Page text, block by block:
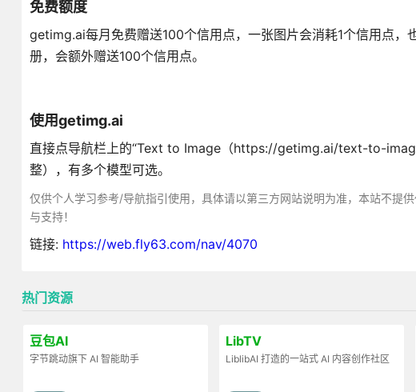
免费额度
getimg.ai每月免费赠送100个信用点，一张图片会消耗1个信用点
册，会额外赠送100个信用点。
使用getimg.ai
直接点导航栏上的“Text to Image（https://getimg.ai/text-to-
整），有多个模型可选。
仅供个人学习参考/导航指引使用，具体请以第三方网站说明为准，本站不提
与支持！
链接: https://web.fly63.com/nav/4070
热门资源
豆包AI
字节跳动旗下 AI 智能助手
LibTV
LiblibAI 打造的一站式 AI 内容创作社区